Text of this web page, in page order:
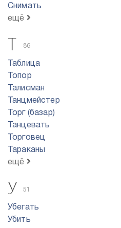
Снимать
ещё
Т 86
Таблица
Топор
Талисман
Танцмейстер
Торг (базар)
Танцевать
Торговец
Тараканы
ещё
У 51
Убегать
Убить